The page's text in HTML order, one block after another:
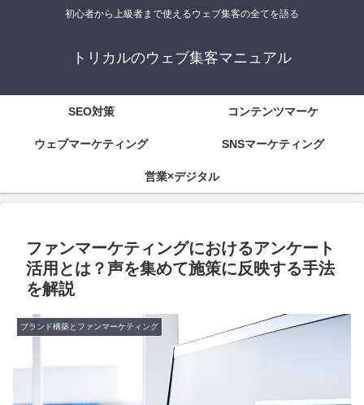
初心者から上級者まで使えるウェブ集客の全てを語る
トリカルのウェブ集客マニュアル
SEO対策 コンテンツマーケ
ウェブマーケティング SNSマーケティング
営業×デジタル
ファンマーケティングにおけるアンケート
活用とは？声を集めて施策に反映する手法
を解説
ブランド構築とファンマーケティング